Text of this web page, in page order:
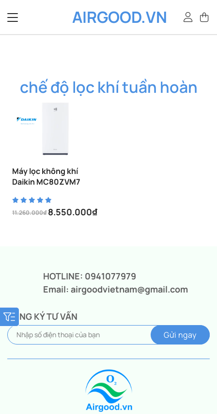
qua
dung
AIRGOOD.VN
chế độ lọc khí tuần hoàn
Máy lọc không khí
Daikin MC80ZVM7
11.260.000₫ 8.550.000₫
HOTLINE: 0941077979
Email: airgoodvietnam@gmail.com
ĐĂNG KÝ TƯ VẤN